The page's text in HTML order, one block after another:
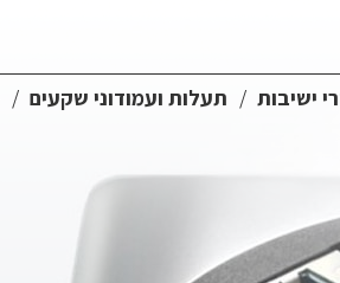
ישיבות תעלות ועמודוני שקעים